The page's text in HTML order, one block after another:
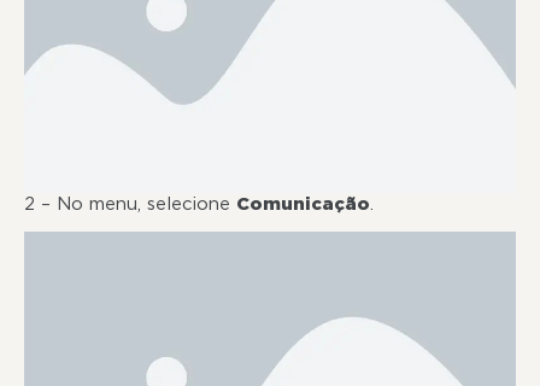
2 – No menu, selecione Comunicação.